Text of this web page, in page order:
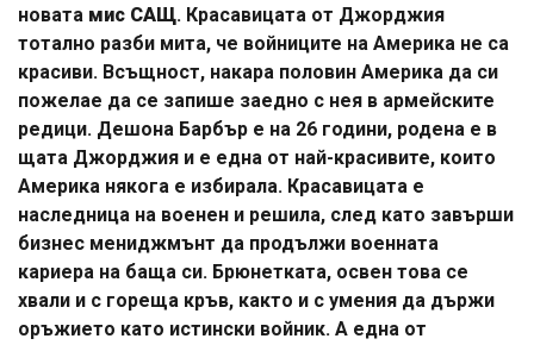
новата мис САЩ. Красавицата от Джорджия
тотално разби мита, че войниците на Америка не са
красиви. Всъщност, накара половин Америка да си
пожелае да се запише заедно с нея в армейските
редици. Дешона Барбър е на 26 години, родена е в
щата Джорджия и е една от най-красивите, които
Америка някога е избирала. Красавицата е
наследница на военен и решила, след като завърши
бизнес мениджмънт да продължи военната
кариера на баща си. Брюнетката, освен това се
хвали и с гореща кръв, както и с умения да държи
оръжието като истински войник. А една от